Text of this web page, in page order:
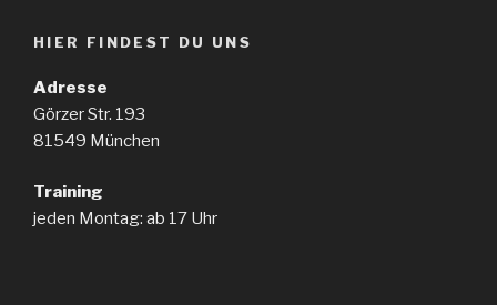
HIER FINDEST DU UNS
Adresse
Görzer Str. 193
81549 München
Training
jeden Montag: ab 17 Uhr